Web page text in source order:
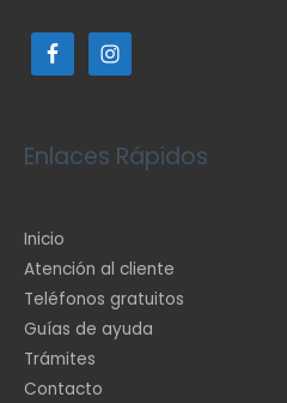
Enlaces Rápidos
Inicio
Atención al cliente
Teléfonos gratuitos
Guías de ayuda
Trámites
Contacto